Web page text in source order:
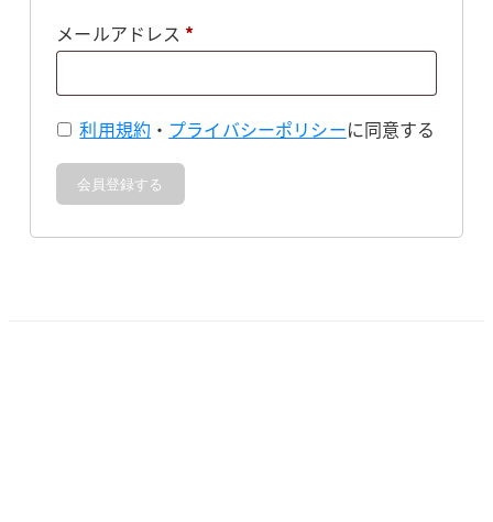
メールアドレス *必
利用規約 ・ プライバシーポリシーに同意する
会員登録する